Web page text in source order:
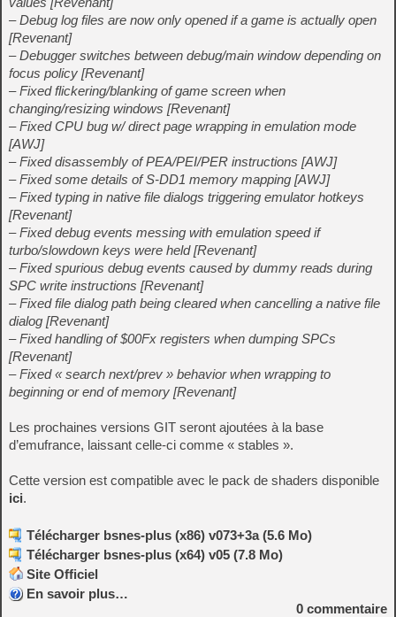
– Debug log files are now only opened if a game is actually open
[Revenant]
– Debugger switches between debug/main window depending on
focus policy [Revenant]
– Fixed flickering/blanking of game screen when
changing/resizing windows [Revenant]
– Fixed CPU bug w/ direct page wrapping in emulation mode
[AWJ]
– Fixed disassembly of PEA/PEI/PER instructions [AWJ]
– Fixed some details of S-DD1 memory mapping [AWJ]
– Fixed typing in native file dialogs triggering emulator hotkeys
[Revenant]
– Fixed debug events messing with emulation speed if
turbo/slowdown keys were held [Revenant]
– Fixed spurious debug events caused by dummy reads during
SPC write instructions [Revenant]
– Fixed file dialog path being cleared when cancelling a native file
dialog [Revenant]
– Fixed handling of $00Fx registers when dumping SPCs
[Revenant]
– Fixed « search next/prev » behavior when wrapping to
beginning or end of memory [Revenant]
Les prochaines versions GIT seront ajoutées à la base
d’emufrance, laissant celle-ci comme « stables ».
Cette version est compatible avec le pack de shaders disponible
ici.
Télécharger bsnes-plus (x86) v073+3a (5.6 Mo)
Télécharger bsnes-plus (x64) v05 (7.8 Mo)
Site Officiel
En savoir plus…
0 commentaire